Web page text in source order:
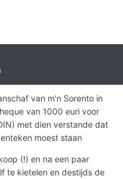
van m'n Sorento in
van 1000 euri voor
met dien verstande dat
moest staan
(!) en na een paar
te kietelen en destijds de